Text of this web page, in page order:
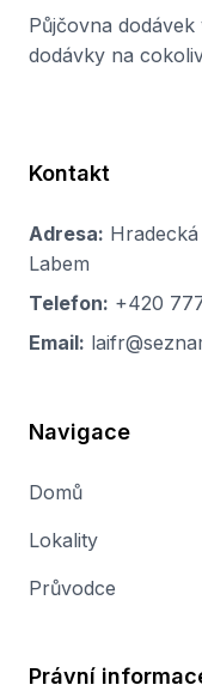
Půjčovna
dodávky na
Kontakt
Adresa:
Labem
Telefon: +420
Email:
Navigace
Domů
Lokality
Průvodce
Právní